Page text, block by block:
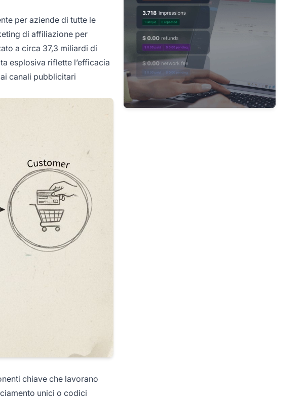
per aziende di tutte le
di affiliazione per
a circa 37,3 miliardi di
esplosiva riflette l’efficacia
canali pubblicitari
chiave che lavorano
unici o codici